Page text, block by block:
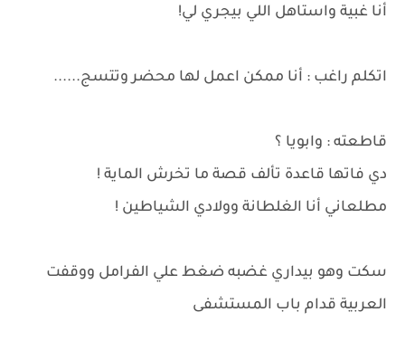
أنا غبية واستاهل اللي بيجري لي!
اتكلم راغب : أنا ممكن اعمل لها محضر وتتسج......
قاطعته : وابويا ؟
دي فاتها قاعدة تألف قصة ما تخرش الماية !
مطلعاني أنا الغلطانة وولادي الشياطين !
سكت وهو بيداري غضبه ضغط علي الفرامل ووقفت
العربية قدام باب المستشفى